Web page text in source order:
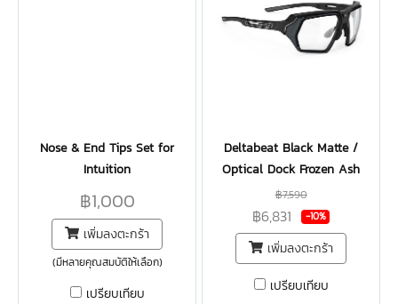
Nose & End Tips Set for
Intuition
฿1,000
เพิ่มลงตะกร้า
(มีหลายคุณสมบัติให้เลือก)
เปรียบเทียบ
Deltabeat Black Matte /
Optical Dock Frozen Ash
฿7,590
฿6,831 -10%
เพิ่มลงตะกร้า
เปรียบเทียบ